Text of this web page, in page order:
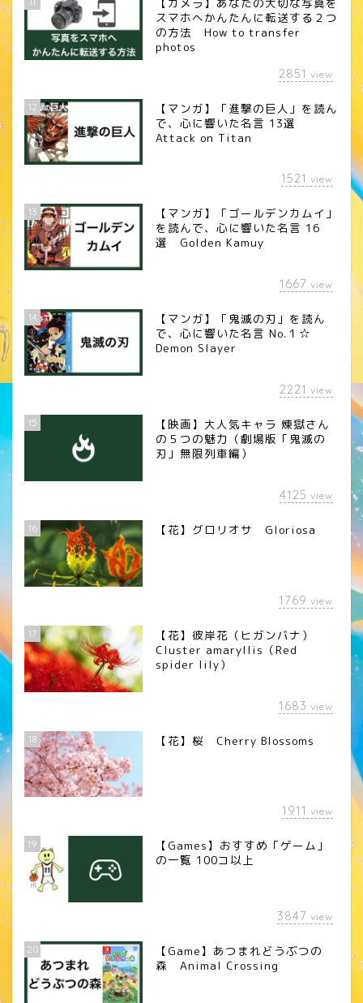
スマホへかんたんに転送する２つ
の方法 How to transfer
photos
2851 view
12
【マンガ】「進撃の巨人」を読ん
で、心に響いた名言 13選
Attack on Titan
1521 view
13
【マンガ】「ゴールデンカムイ」
を読んで、心に響いた名言 16
選 Golden Kamuy
1667 view
14
【マンガ】「鬼滅の刃」を読ん
で、心に響いた名言 No.１☆
Demon Slayer
2221 view
15
【映画】大人気キャラ 煉󠄁獄さん
の５つの魅力（劇場版「鬼滅の
刃」無限列車編）
4125 view
16 【花】グロリオサ Gloriosa
1769 view
17
【花】彼岸花（ヒガンバナ）
Cluster amaryllis（Red
spider lily）
1683 view
18 【花】桜 Cherry Blossoms
1911 view
19
【Games】おすすめ「ゲーム」
の一覧 100コ以上
3847 view
20
【Game】あつまれどうぶつの
森 Animal Crossing